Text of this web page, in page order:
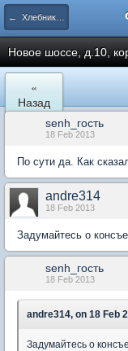
← Хлебниково
Новое шоссе, д.10,
«
Назад
senh_гость
18 Feb 2013
По сути да. Как
andre314
18 Feb 2013
Задумайтесь о
senh_гость
18 Feb 2013
andre314, on 18 Feb
Задумайтесь о